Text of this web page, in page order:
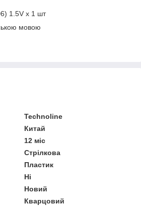
1.5V х 1 шт
мовою
Technoline
Китай
12 міс
Стрілкова
Пластик
Ні
Новий
Кварцовий